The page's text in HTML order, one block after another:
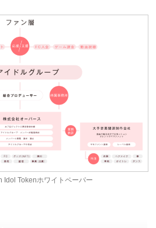
Idol Tokenホワイトペーパー